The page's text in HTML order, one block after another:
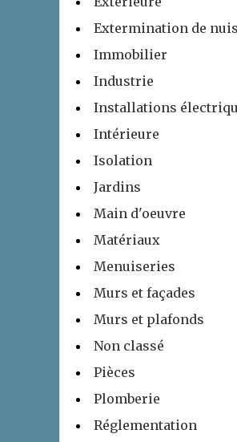
Extermination de
Immobilier
Industrie
Installations
Intérieure
Isolation
Jardins
Main d'oeuvre
Matériaux
Menuiseries
Murs et façades
Murs et plafonds
Non classé
Pièces
Plomberie
Réglementation